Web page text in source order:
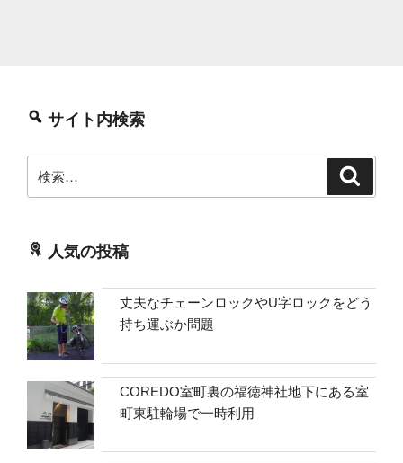
サイト内検索
索:
人気の投稿
丈夫なチェーンロックやU字ロックをどう
持ち運ぶか問題
COREDO室町裏の福徳神社地下にある室
町東駐輪場で一時利用